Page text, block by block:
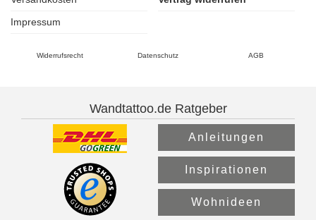
Impressum
Widerrufsrecht Datenschutz AGB
Wandtattoo.de Ratgeber
Anleitungen
Inspirationen
Wohnideen